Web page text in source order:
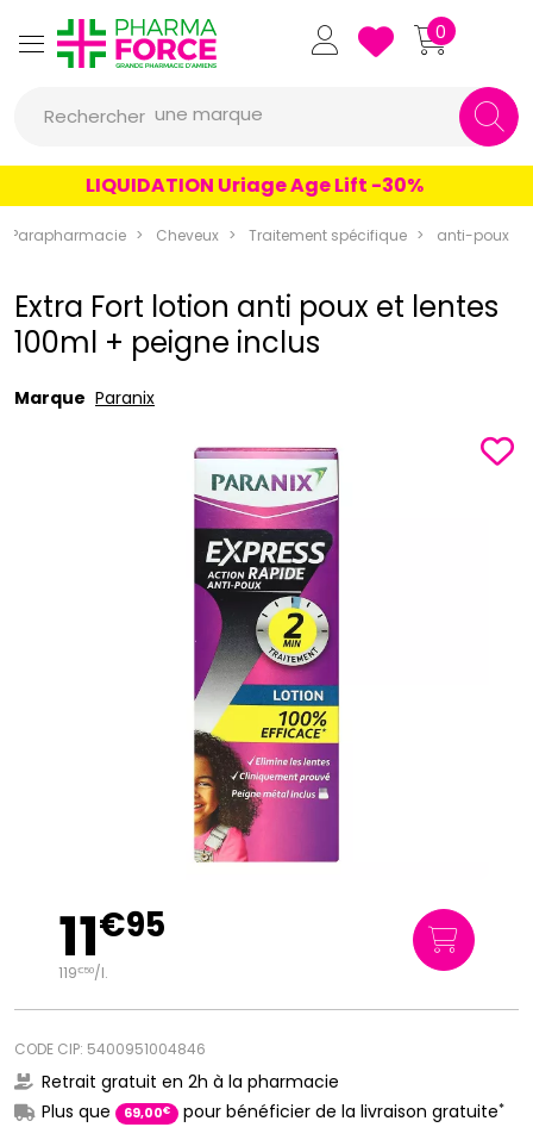
Pharmaforce Grande Pharmacie
0
Rechercher
un produit
une marque
LIQUIDATION Uriage Age Lift -30%
Parapharmacie Cheveux Traitement spécifique anti-poux
Extra Fort lotion anti poux et lentes
100ml + peigne inclus
Marque Paranix
11€95
119€50/l.
CODE CIP: 5400951004846
Retrait gratuit en 2h à la pharmacie
Plus que
69,00€ pour bénéficier de la livraison gratuite*